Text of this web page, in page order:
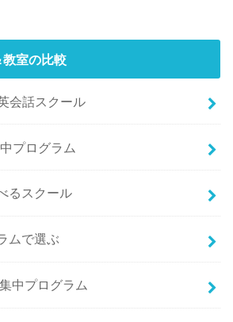
室の比較
会話スクール
プログラム
るスクール
ムで選ぶ
中プログラム